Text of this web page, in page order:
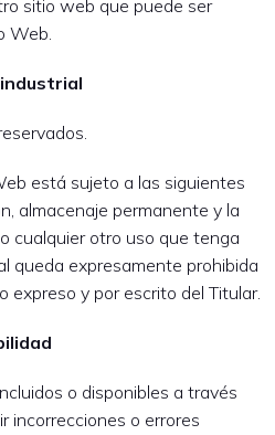
sitio web que puede ser
Web.
está sujeto a las siguientes
almacenaje permanente y la
cualquier otro uso que tenga
queda expresamente prohibida
expreso y por escrito del Titular.
o disponibles a través
incorrecciones o errores